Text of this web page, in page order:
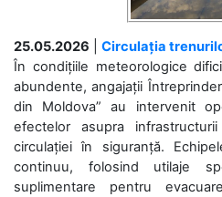
25.05.2026
Circulația
În condițiile meteorologice
abundente, angajații
din Moldova” au intervenit
efectelor asupra
circulației în siguranță.
continuu, folosind utilaje
suplimentare pentru